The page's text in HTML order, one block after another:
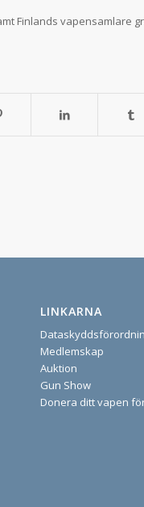
Finlands vapensamlare
LINKARNA
Medlemskap
Auktion
Gun Show
Donera ditt vapen